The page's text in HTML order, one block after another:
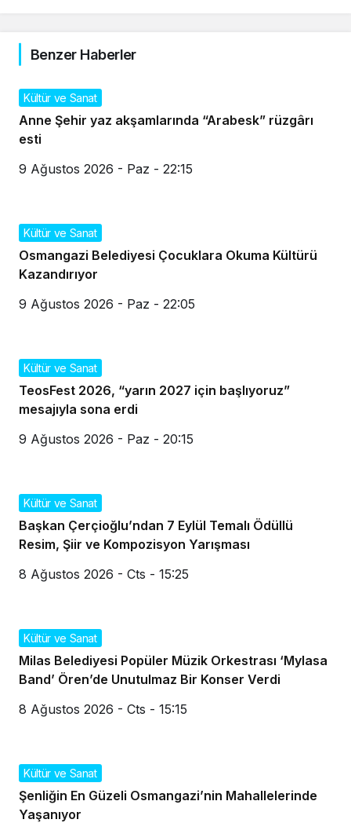
Benzer Haberler
Kültür ve Sanat
Anne Şehir yaz akşamlarında “Arabesk” rüzgârı
esti
9 Ağustos 2026 - Paz - 22:15
Kültür ve Sanat
Osmangazi Belediyesi Çocuklara Okuma Kültürü
Kazandırıyor
9 Ağustos 2026 - Paz - 22:05
Kültür ve Sanat
TeosFest 2026, “yarın 2027 için başlıyoruz”
mesajıyla sona erdi
9 Ağustos 2026 - Paz - 20:15
Kültür ve Sanat
Başkan Çerçioğlu’ndan 7 Eylül Temalı Ödüllü
Resim, Şiir ve Kompozisyon Yarışması
8 Ağustos 2026 - Cts - 15:25
Kültür ve Sanat
Milas Belediyesi Popüler Müzik Orkestrası ‘Mylasa
Band’ Ören’de Unutulmaz Bir Konser Verdi
8 Ağustos 2026 - Cts - 15:15
Kültür ve Sanat
Şenliğin En Güzeli Osmangazi’nin Mahallelerinde
Yaşanıyor